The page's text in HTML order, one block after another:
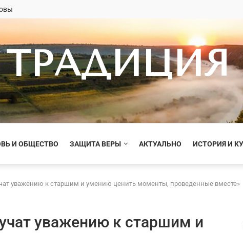
ТРАДИЦИЯ
И ОБЩЕСТВО ЗАЩИТА ВЕРЫ АКТУАЛЬНО ИСТОРИЯ И
уважению к старшим и умению ценить моменты, проведенные вместе»
уважению к старшим и